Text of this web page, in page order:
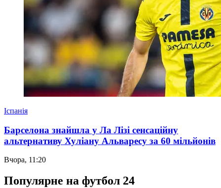
Іспанія
Барселона знайшла у Ла Лізі сенсаційну
альтернативу Хуліану Альваресу за 60 мільйонів
Вчора, 11:20
Популярне на футбол 24